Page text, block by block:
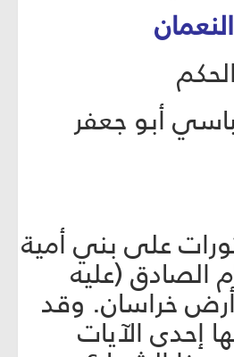
أبو جعفر
على بني أمية
الصادق (عليه
خراسان. وقد
إحدى الآيات